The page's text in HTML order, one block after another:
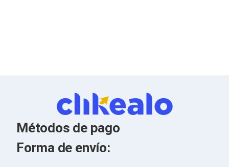
Soportes para Celulares y Tablets
Fundas y Skins
Lápices para Tablets
Tablets
Webcams y Audio
Audífonos
Webcams
Métodos de pago
Forma de envío: